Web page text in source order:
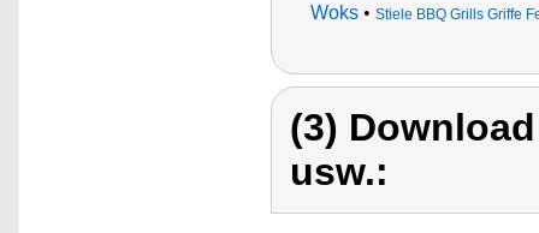
Woks • Stiele BBQ Grills Griffe
(3)
usw.: